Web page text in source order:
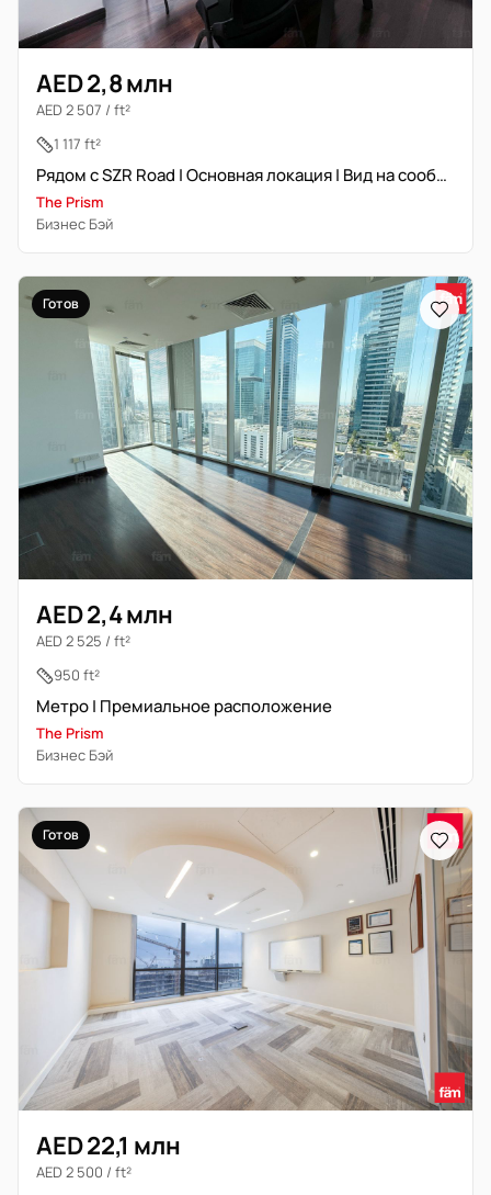
AED 2,8 млн
AED 2 507 / ft²
1 117 ft²
Рядом с SZR Road | Основная локация | Вид на сообщество
The Prism
Бизнес Бэй
Готов
AED 2,4 млн
AED 2 525 / ft²
950 ft²
Метро | Премиальное расположение
The Prism
Бизнес Бэй
Готов
AED 22,1 млн
AED 2 500 / ft²